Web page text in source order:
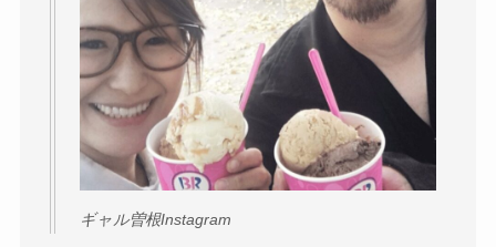
ギャル曽根Instagram